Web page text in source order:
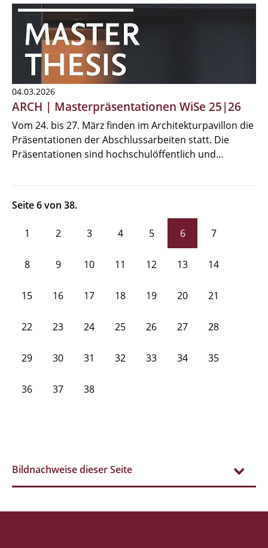
04.03.2026
ARCH | Masterpräsentationen WiSe 25|26
Vom 24. bis 27. März finden im Architekturpavillon die
Präsentationen der Abschlussarbeiten statt. Die
Präsentationen sind hochschulöffentlich und…
Seite 6 von 38.
1 2 3 4 5 6 7
8 9 10 11 12 13 14
15 16 17 18 19 20 21
22 23 24 25 26 27 28
29 30 31 32 33 34 35
36 37 38
Bildnachweise dieser Seite